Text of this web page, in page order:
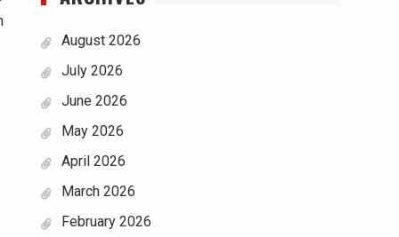
August 2026
July 2026
June 2026
May 2026
April 2026
March 2026
February 2026